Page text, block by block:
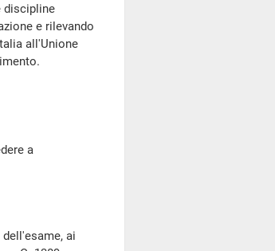
discipline
e rilevando
all'Unione
a
ai